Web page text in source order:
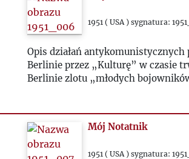
1951 ( USA ) sygnatura:
Opis działań antykomunistycznych
Berlinie przez „Kulturę” w czasie
Berlinie zlotu „młodych
Mój Notatnik
1951 ( USA ) sygnatura: